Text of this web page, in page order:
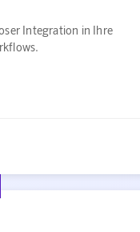
Integration in Ihre